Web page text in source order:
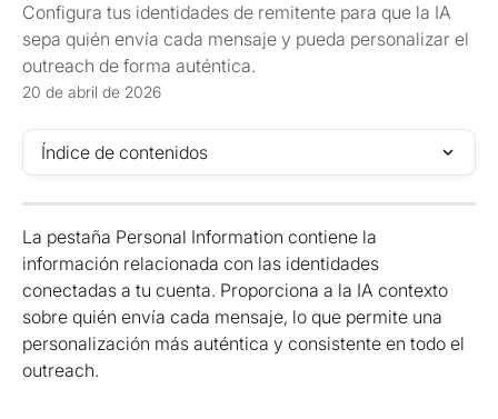
Configura tus identidades de remitente para que la IA
sepa quién envía cada mensaje y pueda personalizar el
outreach de forma auténtica.
20 de abril de 2026
Índice de contenidos
La pestaña Personal Information contiene la
información relacionada con las identidades
conectadas a tu cuenta. Proporciona a la IA contexto
sobre quién envía cada mensaje, lo que permite una
personalización más auténtica y consistente en todo el
outreach.